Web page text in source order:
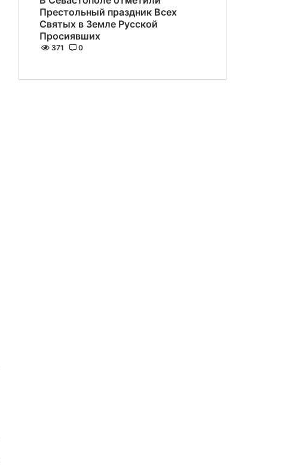
Престольный праздник Всех
Святых в Земле Русской
Просиявших
371 0